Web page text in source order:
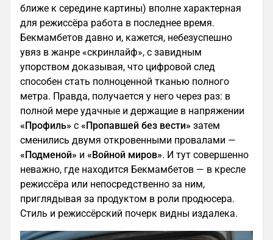
ближе к середине картины) вполне характерная
для режиссёра работа в последнее время.
Бекмамбетов давно и, кажется, небезуспешно
увяз в жанре «скринлайф», с завидным
упорством доказывая, что цифровой след
способен стать полноценной тканью полного
метра. Правда, получается у него через раз: в
полной мере удачные и держащие в напряжении
«Профиль» с «Пропавшей без вести» затем
сменились двумя откровенными провалами —
«Подменой» и «Войной миров». И тут совершенно
неважно, где находится Бекмамбетов — в кресле
режиссёра или непосредственно за ним,
приглядывая за продуктом в роли продюсера.
Стиль и режиссёрский почерк видны издалека.